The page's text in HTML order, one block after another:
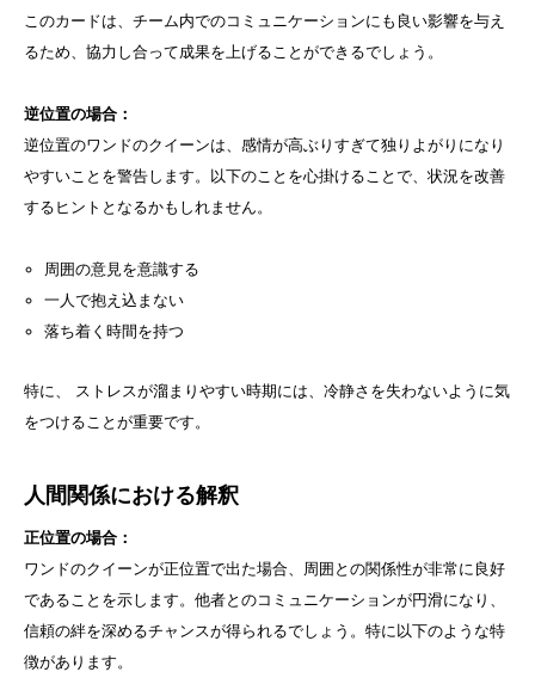
このカードは、チーム内でのコミュニケーションにも良い影響を与え
るため、協力し合って成果を上げることができるでしょう。
逆位置の場合：
逆位置のワンドのクイーンは、感情が高ぶりすぎて独りよがりになり
やすいことを警告します。以下のことを心掛けることで、状況を改善
するヒントとなるかもしれません。
周囲の意見を意識する
一人で抱え込まない
落ち着く時間を持つ
特に、 ストレスが溜まりやすい時期には、冷静さを失わないように気
をつけることが重要です。
人間関係における解釈
正位置の場合：
ワンドのクイーンが正位置で出た場合、周囲との関係性が非常に良好
であることを示します。他者とのコミュニケーションが円滑になり、
信頼の絆を深めるチャンスが得られるでしょう。特に以下のような特
徴があります。